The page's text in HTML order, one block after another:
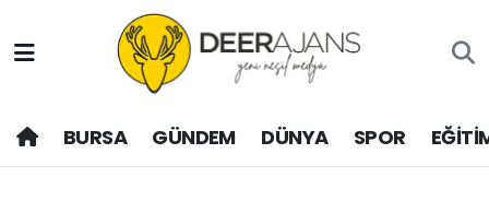
BURSA GÜNDEM DÜNYA SPOR
Hava Durumu
Trafik Durumu